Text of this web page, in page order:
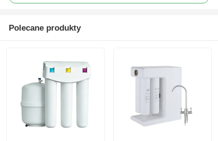
Polecane produkty